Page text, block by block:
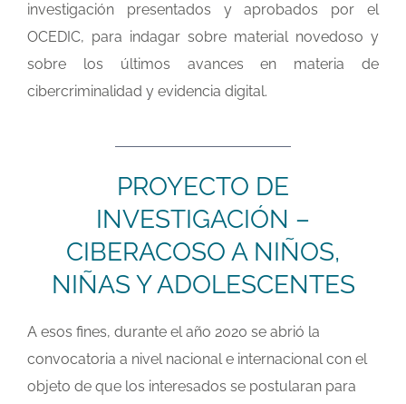
investigación presentados y aprobados por el
OCEDIC, para indagar sobre material novedoso y
sobre los últimos avances en materia de
cibercriminalidad y evidencia digital.
PROYECTO DE
INVESTIGACIÓN –
CIBERACOSO A NIÑOS,
NIÑAS Y ADOLESCENTES
A esos fines, durante el año 2020 se abrió la
convocatoria a nivel nacional e internacional con el
objeto de que los interesados se postularan para